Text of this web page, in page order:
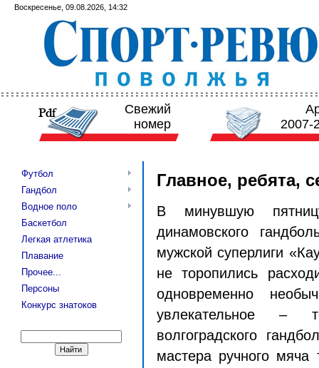
Воскресенье, 09.08.2026, 14:32
Свежий
номер
2007-
Футбол
Гандбол
Водное поло
Баскетбол
Легкая атлетика
Плавание
Прочее...
Персоны
Конкурс знатоков
Главное, ребята,
В минувшую
динамовского
мужской суперлиги
не торопились
одновременно
увлекательное –
волгоградского
мастера ручного мяча